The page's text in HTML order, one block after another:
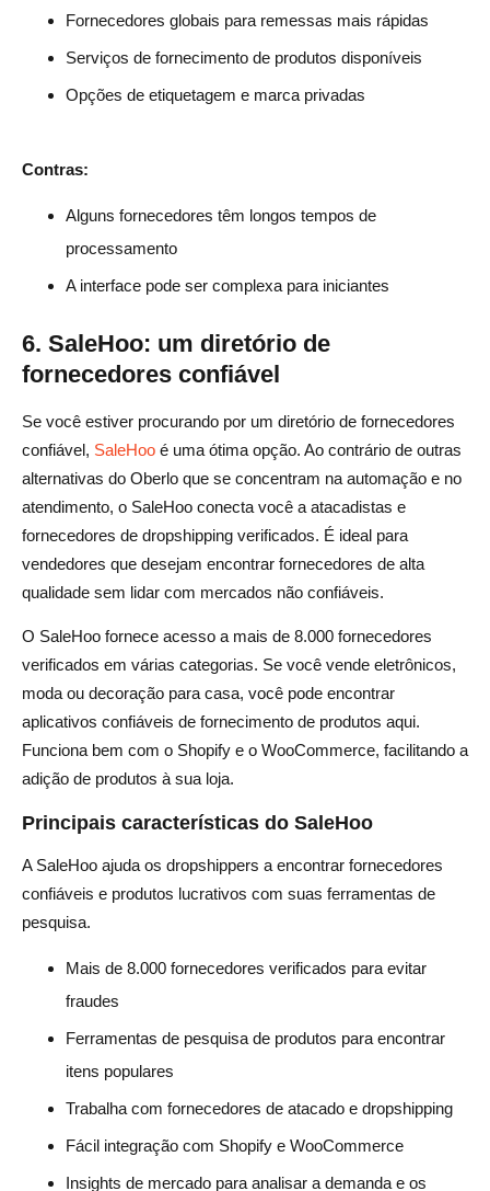
Fornecedores globais para remessas mais rápidas
Serviços de fornecimento de produtos disponíveis
Opções de etiquetagem e marca privadas
Contras:
Alguns fornecedores têm longos tempos de
processamento
A interface pode ser complexa para iniciantes
6. SaleHoo: um diretório de
fornecedores confiável
Se você estiver procurando por um diretório de fornecedores
confiável, SaleHoo é uma ótima opção. Ao contrário de outras
alternativas do Oberlo que se concentram na automação e no
atendimento, o SaleHoo conecta você a atacadistas e
fornecedores de dropshipping verificados. É ideal para
vendedores que desejam encontrar fornecedores de alta
qualidade sem lidar com mercados não confiáveis.
O SaleHoo fornece acesso a mais de 8.000 fornecedores
verificados em várias categorias. Se você vende eletrônicos,
moda ou decoração para casa, você pode encontrar
aplicativos confiáveis de fornecimento de produtos aqui.
Funciona bem com o Shopify e o WooCommerce, facilitando a
adição de produtos à sua loja.
Principais características do SaleHoo
A SaleHoo ajuda os dropshippers a encontrar fornecedores
confiáveis e produtos lucrativos com suas ferramentas de
pesquisa.
Mais de 8.000 fornecedores verificados para evitar
fraudes
Ferramentas de pesquisa de produtos para encontrar
itens populares
Trabalha com fornecedores de atacado e dropshipping
Fácil integração com Shopify e WooCommerce
Insights de mercado para analisar a demanda e os